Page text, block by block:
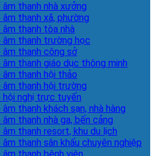
âm thanh nhà xưởng
âm thanh xã, phường
âm thanh tòa nhà
âm thanh trường học
âm thanh công sở
âm thanh giáo dục thông minh
âm thanh hội thảo
âm thanh hội trường
hội nghị trực tuyến
âm thanh khách sạn, nhà hàng
âm thanh nhà ga, bến cảng
âm thanh resort, khu du lịch
âm thanh sân khấu chuyên nghiệp